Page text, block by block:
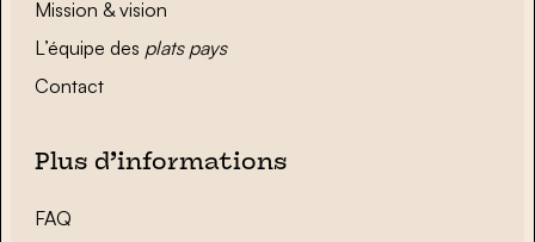
Mission & vision
L’équipe des plats pays
Contact
Plus d’informations
FAQ